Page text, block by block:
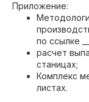
Приложение:
по ссылке
расчет
станицах;
Комплекс
листах.